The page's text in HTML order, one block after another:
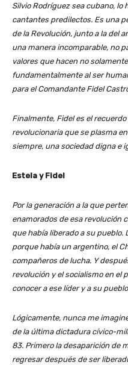
Silvio Rodríguez sea cubano, lo
cantantes predilectos. Es una
de la Revolución, junto a la del
una manera incomparable, no
valores que hacen no
fundamentalmente al ser
para el Comandante Fidel
Finalmente, Fidel es el
revolucionaria que se plasma
siempre, una sociedad digna e
Estela y Fidel
Por la generación a la que
enamorados de esa revolución
que había liberado a su pueblo.
porque había un argentino, el
compañeros de lucha. Y
revolución y el socialismo en el
conocer a ese líder y a su
Lógicamente, nunca me
de la última dictadura cívico-
83. Primero la desaparición de
regresar después de ser